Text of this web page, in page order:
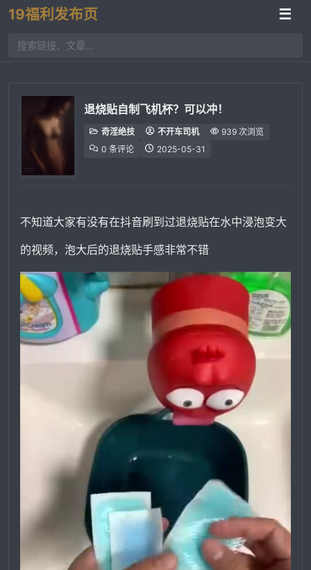
19福利发布页 ☰
退烧贴自制飞机杯？可以冲！
奇淫绝技 不开车司机
939 次浏览
0 条评论
2025-05-31
不知道大家有没有在抖音刷到过退烧贴在水中浸泡变大
的视频，泡大后的退烧贴手感非常不错